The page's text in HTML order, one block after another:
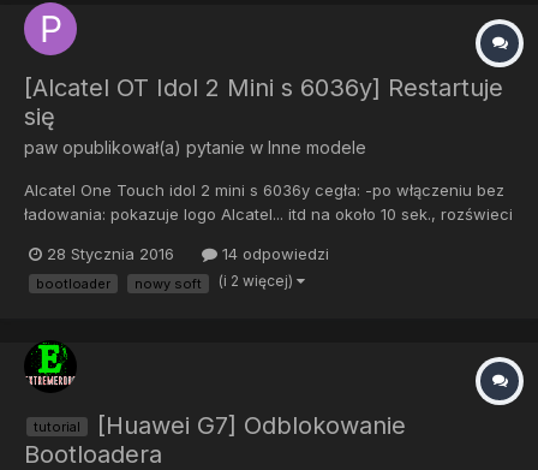
[Alcatel OT Idol 2 Mini s 6036y] Restartuje
się
paw opublikował(a) pytanie w Inne modele
Alcatel One Touch idol 2 mini s 6036y cegła: -po włączeniu bez
ładowania: pokazuje logo Alcatel... itd na około 10 sek., rozświeci
podświetlany) ekran. Następnie mruga ekran, raz jaśniej, raz
ciemniej i tak cały czas. Wibro na chwilę, gdy głoś...
28 Stycznia 2016 14 odpowiedzi
bootloader nowy soft (i 2 więcej)
tutorial
[Huawei G7] Odblokowanie
Bootloadera